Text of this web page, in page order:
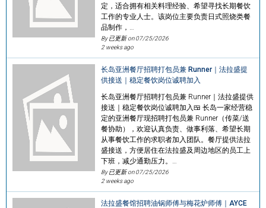
定，适合拥有相关料理经验、希望寻找长期餐饮
工作的专业人士。该岗位主要负责日式照烧类餐
品制作，…
By 已更新 on07/25/2026
2 weeks ago
长岛亚洲餐厅招聘打包员兼 Runner｜法拉盛提
供接送｜稳定餐饮岗位诚聘加入
长岛亚洲餐厅招聘打包员兼 Runner｜法拉盛提供
接送｜稳定餐饮岗位诚聘加入🍱 长岛一家经营稳
定的亚洲餐厅现招聘打包员兼 Runner（传菜/送
餐协助），欢迎认真负责、做事利落、希望长期
从事餐饮工作的求职者加入团队。餐厅提供法拉
盛接送，方便居住在法拉盛及周边地区的员工上
下班，减少通勤压力。…
By 已更新 on07/25/2026
2 weeks ago
法拉盛餐馆招聘油锅师傅与梅花炉师傅｜AYCE